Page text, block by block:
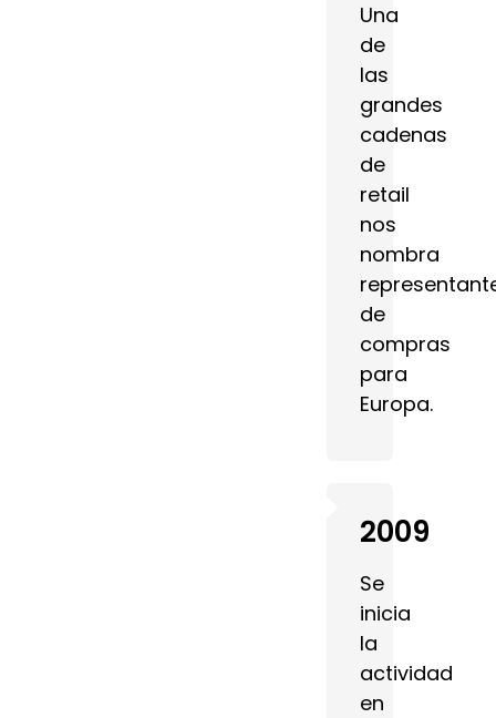
Una
de
las
grandes
cadenas
de
retail
nos
nombra
de
compras
para
Europa.
2009
Se
inicia
la
actividad
en